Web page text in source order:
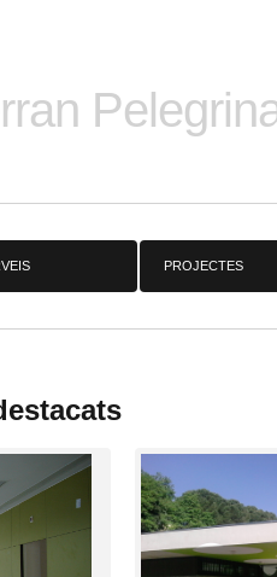
PROJECTES